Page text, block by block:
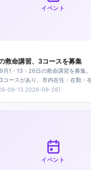
イベント
救命講習、3コースを募集
月1・13・26日の救命講習を募集
コースがあり、市内在住・在勤・
回先着15人です。
09-13 2026-09-26]
イベント